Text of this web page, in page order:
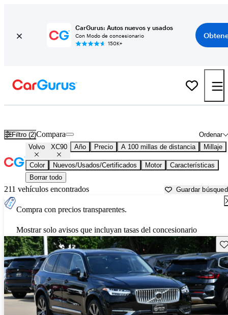
CarGurus: Autos nuevos y usados
Con Modo de concesionario
150K+
Filtro (2) Ordenar
Compara
Volvo XC90 Año Precio A 100 millas de distancia Millaje
Color Nuevos/Usados/Certificados Motor
Características
Borrar todo
211 vehículos encontrados Guardar
Compra con precios transparentes.
Mostrar solo avisos que incluyan tasas del concesionario